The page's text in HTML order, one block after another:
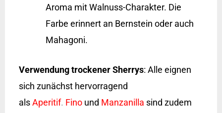
Aroma mit Walnuss-Charakter. Die
Farbe erinnert an Bernstein oder auch
Mahagoni.
Verwendung trockener Sherrys: Alle eignen
sich zunächst hervorragend
als Aperitif. Fino und Manzanilla sind zudem